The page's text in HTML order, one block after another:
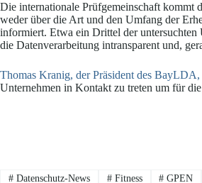
Die internationale Prüfgemeinschaft kommt
weder über die Art und den Umfang der
informiert. Etwa ein Drittel der untersuchten
die Datenverarbeitung intransparent und,
Thomas Kranig, der Präsident des
Unternehmen in Kontakt zu treten um für
#Datenschutz-News #Fitness # GPEN